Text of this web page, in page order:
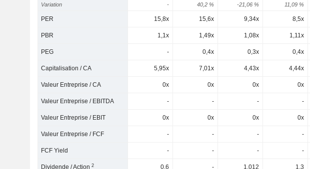
Variation - 40,2 % -21,06 % 11,09 %
PER 15,8x 15,6x 9,34x 8,5x
PBR 1,1x 1,49x 1,08x 1,11x
PEG - 0,4x 0,3x 0,4x
Capitalisation / CA 5,95x 7,01x 4,43x 4,44x
Valeur Entreprise / CA 0x 0x 0x 0x
Valeur Entreprise / EBITDA - - - -
Valeur Entreprise / EBIT 0x 0x 0x 0x
Valeur Entreprise / FCF - - - -
FCF Yield - - - -
Dividende / Action2 0,6 - 1,012 1,3